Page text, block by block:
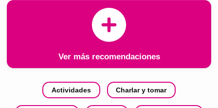
Ver más recomendaciones
Actividades Charlar y tomar